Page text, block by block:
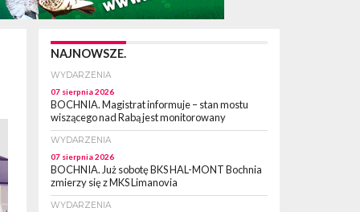
NAJNOWSZE.
WYDARZENIA
07 sierpnia 2026
BOCHNIA. Magistrat informuje – stan mostu
wiszącego nad Rabą jest monitorowany
WYDARZENIA
07 sierpnia 2026
BOCHNIA. Już sobotę BKS HAL-MONT Bochnia
zmierzy się z MKS Limanovia
WYDARZENIA